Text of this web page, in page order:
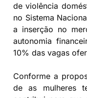
de violência
no Sistema
a inserção no
autonomia
10% das vagas
Conforme a
de as mulheres